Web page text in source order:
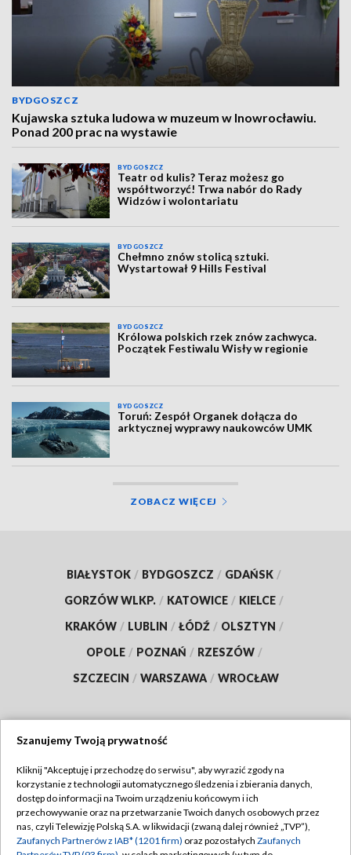
BYDGOSZCZ
Kujawska sztuka ludowa w muzeum w Inowrocławiu.
Ponad 200 prac na wystawie
BYDGOSZCZ
Teatr od kulis? Teraz możesz go
współtworzyć! Trwa nabór do Rady
Widzów i wolontariatu
BYDGOSZCZ
Chełmno znów stolicą sztuki.
Wystartował 9 Hills Festival
BYDGOSZCZ
Królowa polskich rzek znów zachwyca.
Początek Festiwalu Wisły w regionie
BYDGOSZCZ
Toruń: Zespół Organek dołącza do
arktycznej wyprawy naukowców UMK
ZOBACZ WIĘCEJ
BIAŁYSTOK / BYDGOSZCZ / GDAŃSK /
GORZÓW WLKP. / KATOWICE / KIELCE /
KRAKÓW / LUBLIN / ŁÓDŹ / OLSZTYN /
OPOLE / POZNAŃ / RZESZÓW /
SZCZECIN / WARSZAWA / WROCŁAW
TVP
Abonament TVP
Emisja w TVP
Regulamin TVP
Polityka prywatności
Szanujemy Twoją prywatność
Kliknij "Akceptuję i przechodzę do serwisu", aby wyrazić zgody na
korzystanie z technologii automatycznego śledzenia i zbierania danych,
dostęp do informacji na Twoim urządzeniu końcowym i ich
przechowywanie oraz na przetwarzanie Twoich danych osobowych przez
nas, czyli Telewizję Polską S.A. w likwidacji (zwaną dalej również „TVP”),
Zaufanych Partnerów z IAB* (1201 firm) oraz pozostałych Zaufanych